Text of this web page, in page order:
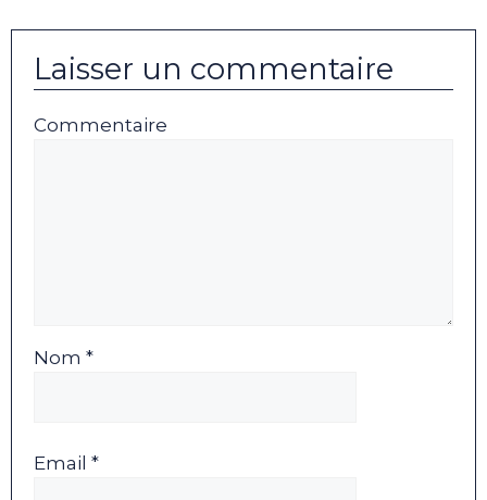
Laisser un commentaire
Commentaire
Nom *
Email *